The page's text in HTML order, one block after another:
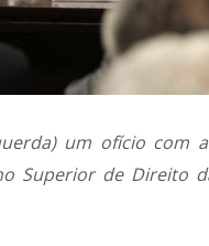
um ofício com
Superior de Direito